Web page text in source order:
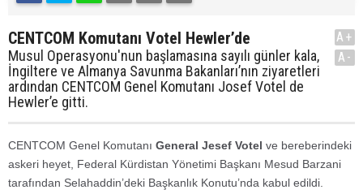
CENTCOM Komutanı Votel Hewler’de
Musul Operasyonu'nun başlamasına sayılı günler kala,
İngiltere ve Almanya Savunma Bakanları’nın ziyaretleri
ardından CENTCOM Genel Komutanı Josef Votel de
Hewler’e gitti.
A+
A-
CENTCOM Genel Komutanı General Jesef Votel ve bereberindeki
askeri heyet, Federal Kürdistan Yönetimi Başkanı Mesud Barzani
tarafından Selahaddin’deki Başkanlık Konutu’nda kabul edildi.